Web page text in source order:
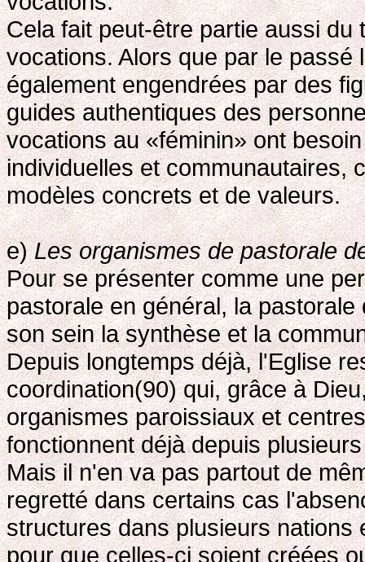
Cela fait peut-être partie aussi
vocations. Alors que par le
également engendrées par des
guides authentiques des
vocations au «féminin» ont
individuelles et communautaires,
modèles concrets et de valeurs.
e)Les organismes de pastorale
Pour se présenter comme une
pastorale en général, la
son sein la synthèse et la
Depuis longtemps déjà, l'Eglise
coordination(90) qui, grâce à
organismes paroissiaux et
fonctionnent déjà depuis
Mais il n'en va pas partout de
regretté dans certains cas
structures dans plusieurs
pour que celles-ci soient créées